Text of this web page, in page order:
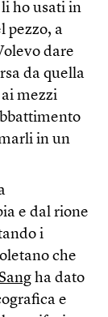
ho usati in
pezzo, a
dare
da quella
mezzi
in un
e dal rione
i
che
ha dato
e